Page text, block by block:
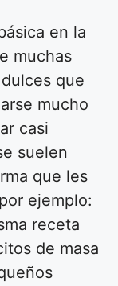
en la
muchas
que
mucho
casi
suelen
que les
ejemplo:
receta
de masa